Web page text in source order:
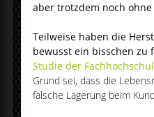
aber trotzdem noch ohne
Teilweise haben die
bewusst ein bisschen zu
Studie der
Grund sei, dass die
falsche Lagerung beim